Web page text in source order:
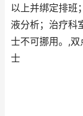
以上并绑定排班
液分析；治疗科
士不可挪用。,
士